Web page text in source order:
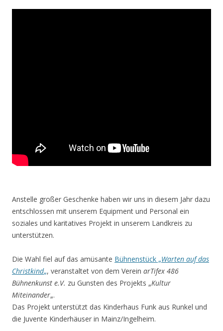
Anstelle großer Geschenke haben wir uns in diesem Jahr dazu
entschlossen mit unserem Equipment und Personal ein
soziales und karitatives Projekt in unserem Landkreis zu
unterstützen.
Die Wahl fiel auf das amüsante Bühnenstück „Warten auf das
Christkind„, veranstaltet von dem Verein arTifex 486
Bühnenkunst e.V. zu Gunsten des Projekts „Kultur
Miteinander„.
Das Projekt unterstützt das Kinderhaus Funk aus Runkel und
die Juvente Kinderhäuser in Mainz/Ingelheim.